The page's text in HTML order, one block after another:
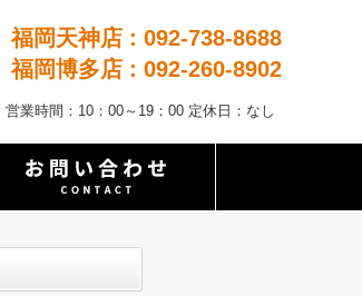
福岡天神店 : 092-738-8688
福岡博多店 : 092-260-8902
営業時間：10：00～19：00 定休日：なし